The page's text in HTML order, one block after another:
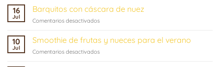
mermelada
higos
nueces
19
CORONA
VIRUS
de
16
Jul
Barquitos con cáscara de nuez
Comentarios desactivadosen
con
cáscara
de
10
Jul
Smoothie de frutas y nueces para el verano
Comentarios desactivadosen